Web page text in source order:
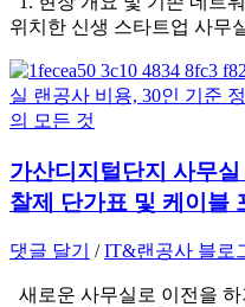
위치한 신생 스타트업 사무
가산디지털단지 사무
찰제 단가표 및 케이블
댓글 달기 /IT&랜공사 블로
새로운 사무실로 이전을